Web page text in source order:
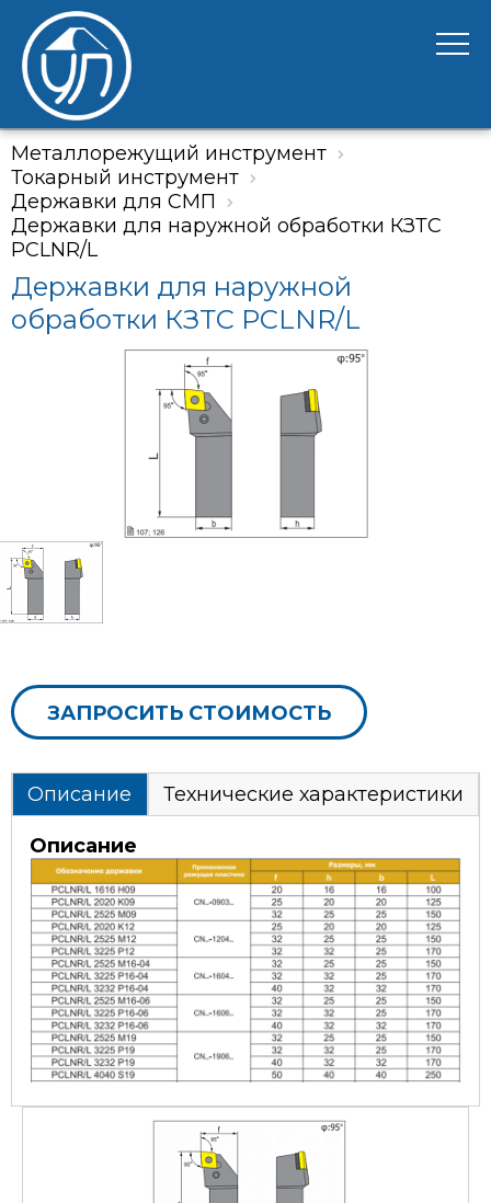
Металлорежущий инструмент
Токарный инструмент
Державки для СМП
Державки для наружной обработки КЗТС
PCLNR/L
Державки для наружной
обработки КЗТС PCLNR/L
ЗАПРОСИТЬ СТОИМОСТЬ
Описание Технические характеристики
Описание